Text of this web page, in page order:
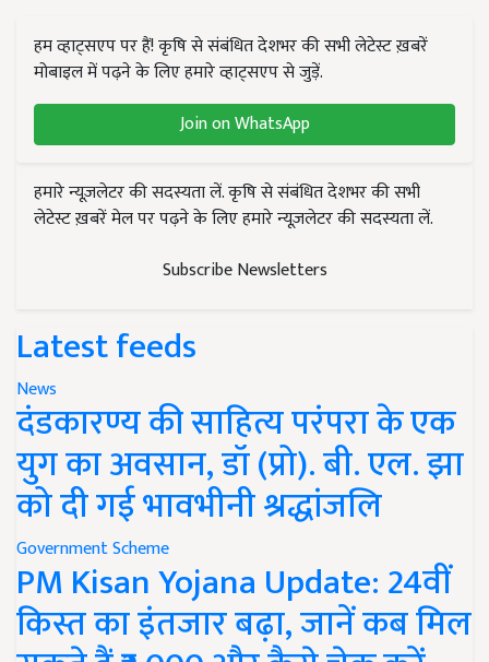
हम व्हाट्सएप पर हैं! कृषि से संबंधित देशभर की सभी लेटेस्ट ख़बरें
मोबाइल में पढ़ने के लिए हमारे व्हाट्सएप से जुड़ें.
Join on WhatsApp
हमारे न्यूज़लेटर की सदस्यता लें. कृषि से संबंधित देशभर की सभी
लेटेस्ट ख़बरें मेल पर पढ़ने के लिए हमारे न्यूज़लेटर की सदस्यता लें.
Subscribe Newsletters
Latest feeds
News
दंडकारण्य की साहित्य परंपरा के एक
युग का अवसान, डॉ (प्रो). बी. एल. झा
को दी गई भावभीनी श्रद्धांजलि
Government Scheme
PM Kisan Yojana Update: 24वीं
किस्त का इंतजार बढ़ा, जानें कब मिल